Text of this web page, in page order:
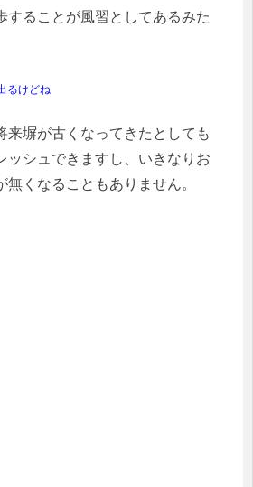
することが風習としてあるみた
るけどね
来塀が古くなってきたとしても
ッシュできますし、いきなりお
無くなることもありません。